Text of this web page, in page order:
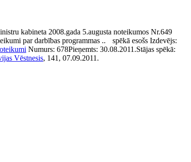
kabineta 2008.gada 5.augusta noteikumos Nr.649
par darbības programmas ..
spēkā esošs Izdevējs:
Numurs: 678Pieņemts: 30.08.2011.Stājas spēkā:
Vēstnesis, 141, 07.09.2011.